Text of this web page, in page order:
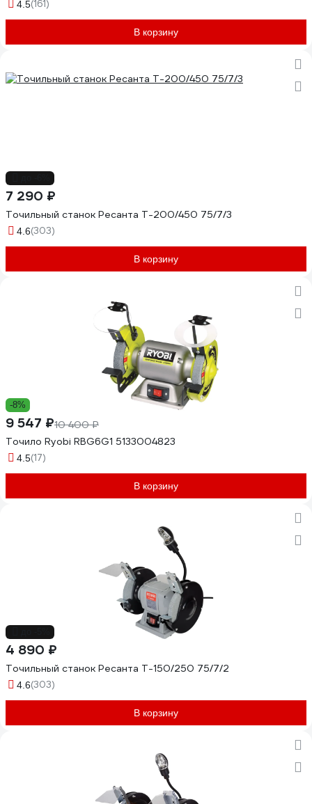
4.5(161)
В корзину
7 290 ₽
Точильный станок Ресанта Т-200/450 75/7/3
4.6(303)
В корзину
-8%
9 547 ₽10 400 ₽
Точило Ryobi RBG6G1 5133004823
4.5(17)
В корзину
4 890 ₽
Точильный станок Ресанта Т-150/250 75/7/2
4.6(303)
В корзину